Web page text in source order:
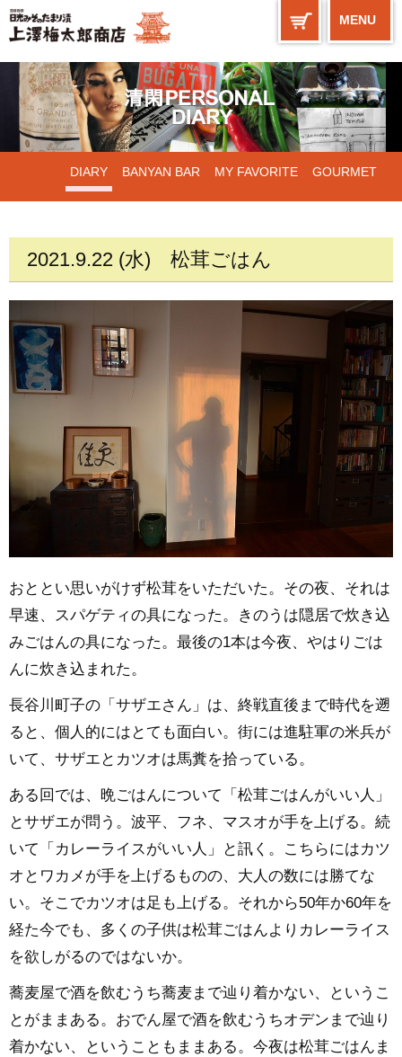
MENU
DIARY BANYAN BAR MY FAVORITE GOURMET
2021.9.22 (水) 松茸ごはん
おととい思いがけず松茸をいただいた。その夜、それは
早速、スパゲティの具になった。きのうは隠居で炊き込
みごはんの具になった。最後の1本は今夜、やはりごは
んに炊き込まれた。
長谷川町子の「サザエさん」は、終戦直後まで時代を遡
ると、個人的にはとても面白い。街には進駐軍の米兵が
いて、サザエとカツオは馬糞を拾っている。
ある回では、晩ごはんについて「松茸ごはんがいい人」
とサザエが問う。波平、フネ、マスオが手を上げる。続
いて「カレーライスがいい人」と訊く。こちらにはカツ
オとワカメが手を上げるものの、大人の数には勝てな
い。そこでカツオは足も上げる。それから50年か60年を
経た今でも、多くの子供は松茸ごはんよりカレーライス
を欲しがるのではないか。
蕎麦屋で酒を飲むうち蕎麦まで辿り着かない、というこ
とがままある。おでん屋で酒を飲むうちオデンまで辿り
着かない、ということもままある。今夜は松茸ごはんま